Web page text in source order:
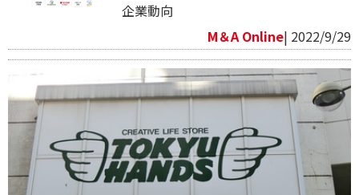
企業動向
M＆A Online| 2022/9/29